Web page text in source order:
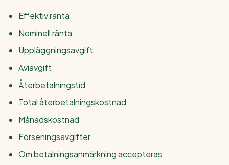
Effektiv ränta
Nominell ränta
Uppläggningsavgift
Aviavgift
Återbetalningstid
Total återbetalningskostnad
Månadskostnad
Förseningsavgifter
Om betalningsanmärkning accepteras